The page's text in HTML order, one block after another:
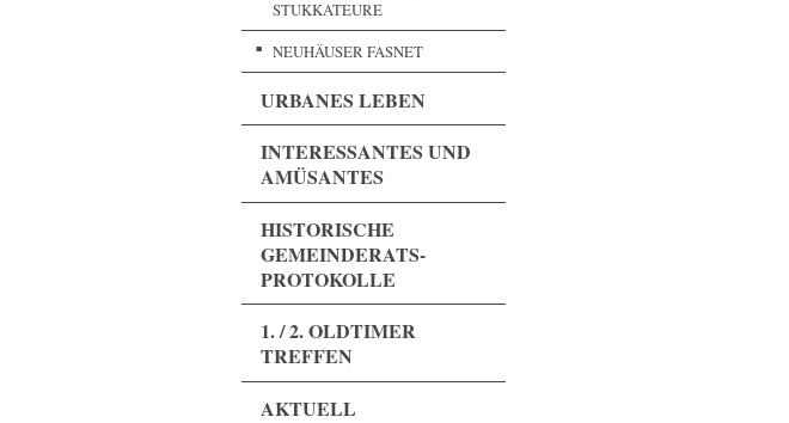
STUKKATEURE
NEUHÄUSER FASNET
URBANES LEBEN
INTERESSANTES UND
AMÜSANTES
HISTORISCHE
GEMEINDERATS-
PROTOKOLLE
1. / 2. OLDTIMER
TREFFEN
AKTUELL